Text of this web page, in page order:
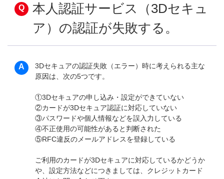
本人認証サービス（3Dセキュ
ア）の認証が失敗する。
3Dセキュアの認証失敗（エラー）時に考えられる主な
原因は、次の5つです。
①3Dセキュアの申し込み・設定ができていない
②カードが3Dセキュア認証に対応していない
③パスワードや個人情報などを誤入力している
④不正使用の可能性があると判断された
⑤RFC違反のメールアドレスを登録している
ご利用のカードが3Dセキュアに対応しているかどうか
や、設定方法などにつきましては、クレジットカード